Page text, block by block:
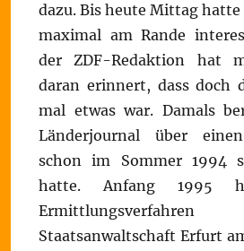
dazu. Bis heute Mittag hatte
maximal am Rande
der ZDF-Redaktion hat
daran erinnert, dass doch
mal etwas war. Damals
Länderjournal über
schon im Sommer 1994
hatte. Anfang 1995
Staatsanwaltschaft Erfurt